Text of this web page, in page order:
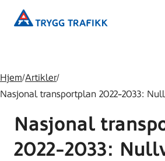
Trygg
Hjem/Artikler/
Nasjonal transportplan 2022-2033:
Nasjonal
2022-2033: